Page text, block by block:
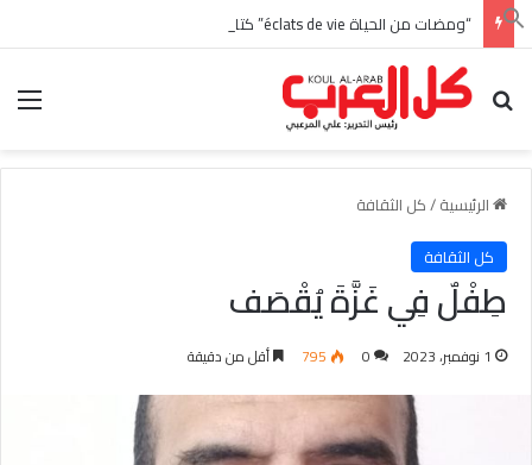
بحث عن
الرئيسية/كل الثقافة
كل الثقافة
طِفْلٌ فِي غَزَّةَ يُقْصَف
1 نوفمبر، 2023 0
795 أقل من دقيقة